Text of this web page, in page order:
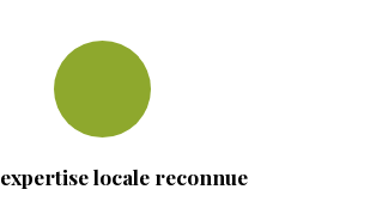
expertise locale reconnue